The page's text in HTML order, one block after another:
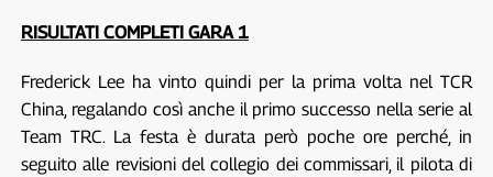
RISULTATI COMPLETI GARA 1
Frederick Lee ha vinto quindi per la prima volta nel TCR
China, regalando così anche il primo successo nella serie al
Team TRC. La festa è durata però poche ore perché, in
seguito alle revisioni del collegio dei commissari, il pilota di